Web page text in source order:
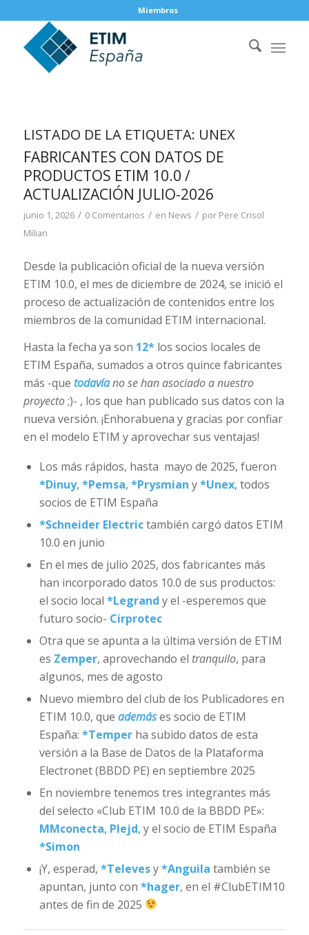
Miembros
LISTADO DE LA ETIQUETA: UNEX
FABRICANTES CON DATOS DE
PRODUCTOS ETIM 10.0 /
ACTUALIZACIÓN JULIO-2026
junio 1, 2026 / 0 Comentarios / en News / por Pere Crisol
Milian
Desde la publicación oficial de la nueva versión
ETIM 10.0, el mes de diciembre de 2024, se inició el
proceso de actualización de contenidos entre los
miembros de la comunidad ETIM internacional.
Hasta la fecha ya son 12* los socios locales de
ETIM España, sumados a otros quince fabricantes
más -que todavíano se han asociado a nuestro
proyecto;)- , los que han publicado sus datos con la
nueva versión. ¡Enhorabuena y gracias por confiar
en el modelo ETIM y aprovechar sus ventajas!
Los más rápidos, hasta mayo de 2025, fueron
*Dinuy, *Pemsa, *Prysmian y*Unex, todos
socios de ETIM España
*Schneider Electrictambién cargó datos ETIM
10.0 en junio
En el mes de julio 2025, dos fabricantes más
han incorporado datos 10.0 de sus productos:
el socio local *Legrand y el -esperemos que
futuro socio- Cirprotec
Otra que se apunta a la última versión de ETIM
es Zemper, aprovechando el tranquilo, para
algunos, mes de agosto
Nuevo miembro del club de los Publicadores en
ETIM 10.0, que ademáses socio de ETIM
España: *Temperha subido datos de esta
versión a la Base de Datos de la Plataforma
Electronet (BBDD PE) en septiembre 2025
En noviembre tenemos tres integrantes más
del selecto «Club ETIM 10.0 de la BBDD PE»:
MMconecta, Plejd, y el socio de ETIM España
*Simon
¡Y, esperad, *Televesy*Anguila también se
apuntan, junto con *hager, en el #ClubETIM10
antes de fin de 2025